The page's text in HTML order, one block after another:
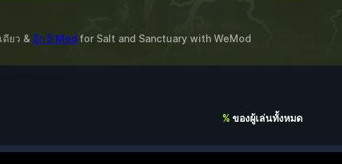
ดียว & อีก 5 Mod for Salt and Sanctuarywith WeMod
% ของผู้เล่นทั้งหมด